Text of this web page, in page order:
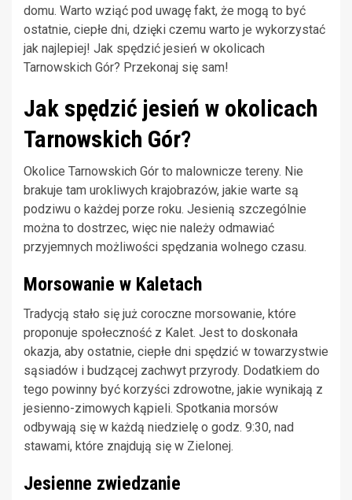
domu. Warto wziąć pod uwagę fakt, że mogą to być
ostatnie, ciepłe dni, dzięki czemu warto je wykorzystać
jak najlepiej! Jak spędzić jesień w okolicach
Tarnowskich Gór? Przekonaj się sam!
Jak spędzić jesień w okolicach
Tarnowskich Gór?
Okolice Tarnowskich Gór to malownicze tereny. Nie
brakuje tam urokliwych krajobrazów, jakie warte są
podziwu o każdej porze roku. Jesienią szczególnie
można to dostrzec, więc nie należy odmawiać
przyjemnych możliwości spędzania wolnego czasu.
Morsowanie w Kaletach
Tradycją stało się już coroczne morsowanie, które
proponuje społeczność z Kalet. Jest to doskonała
okazja, aby ostatnie, ciepłe dni spędzić w towarzystwie
sąsiadów i budzącej zachwyt przyrody. Dodatkiem do
tego powinny być korzyści zdrowotne, jakie wynikają z
jesienno-zimowych kąpieli. Spotkania morsów
odbywają się w każdą niedzielę o godz. 9:30, nad
stawami, które znajdują się w Zielonej.
Jesienne zwiedzanie